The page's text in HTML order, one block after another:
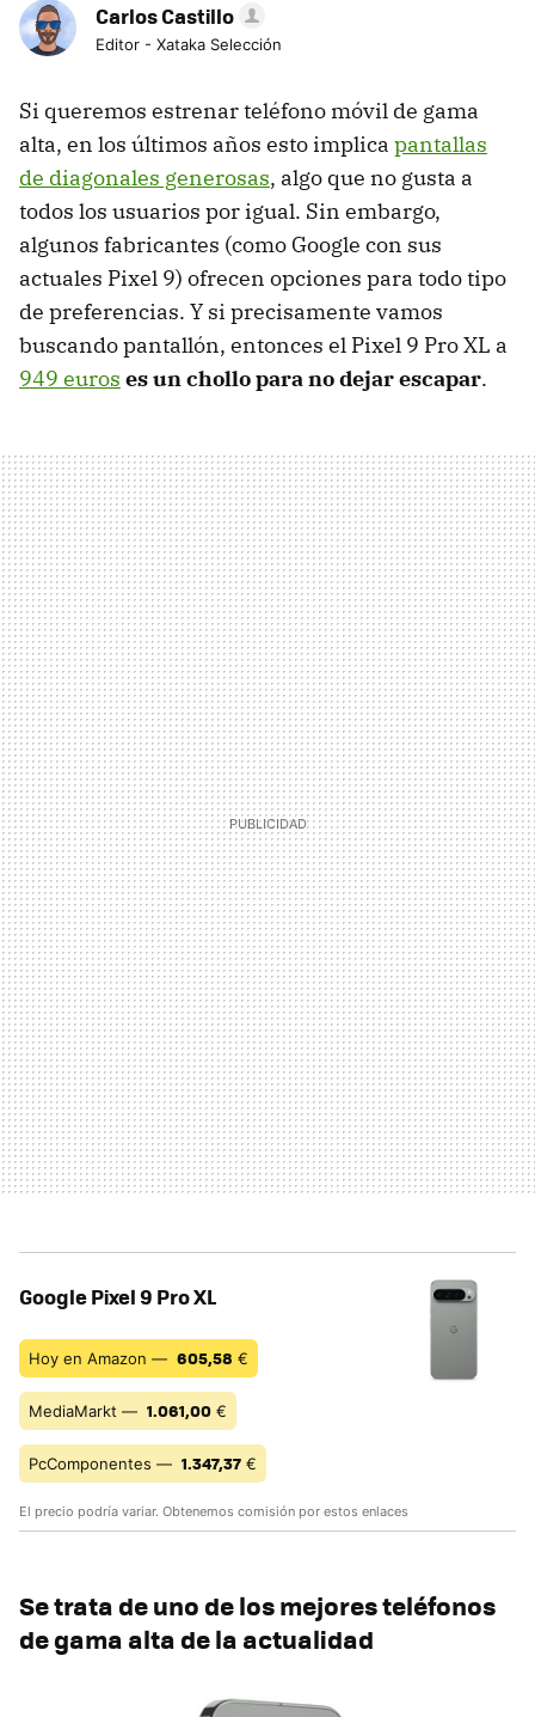
Carlos Castillo
Editor - Xataka Selección
Si queremos estrenar teléfono móvil de gama
alta, en los últimos años esto implica pantallas
de diagonales generosas, algo que no gusta a
todos los usuarios por igual. Sin embargo,
algunos fabricantes (como Google con sus
actuales Pixel 9) ofrecen opciones para todo tipo
de preferencias. Y si precisamente vamos
buscando pantallón, entonces el Pixel 9 Pro XL a
949 euros es un chollo para no dejar escapar.
Google Pixel 9 Pro XL
Hoy en Amazon — 605,58 €
MediaMarkt — 1.061,00 €
PcComponentes — 1.347,37 €
El precio podría variar. Obtenemos comisión por estos enlaces
Se trata de uno de los mejores teléfonos
de gama alta de la actualidad